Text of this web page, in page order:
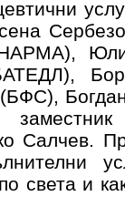
Салчев.
света и